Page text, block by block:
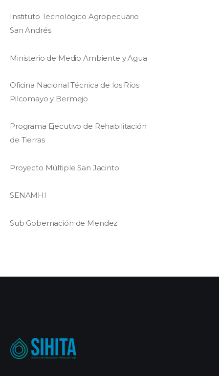
Instituto Tecnológico Agropecuario
San Andrés
Ministerio de Medio Ambiente y Agua
Oficina Nacional Técnica de los Ríos
Pilcomayo y Bermejo
Programa Ejecutivo de Rehabilitación
de Tierras
Proyecto Múltiple San Jacinto
SENAMHI
Sub Gobernación de Mendez